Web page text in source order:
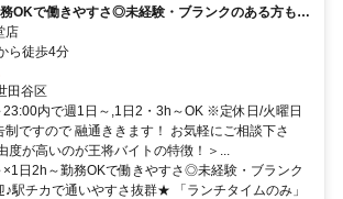
OKで働きやすさ◎未経験・ブランクのある方も大
すさ抜群★
店
ら徒歩4分
田谷区
内で週1日～,1日2・3h～OK ※定休日/火曜日
制ですので 融通ききます！ お気軽にご相談下さ
度が高いのが王将バイトの特徴！＞...
日2h～勤務OKで働きやすさ◎未経験・ブランク
♪駅チカで通いやすさ抜群★ 「ランチタイムのみ」